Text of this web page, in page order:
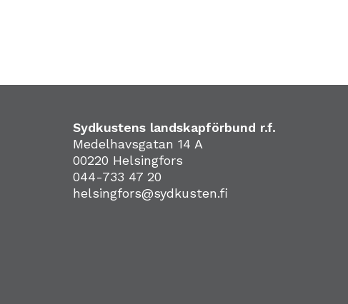
Sydkustens landskapförbund r.f.
Medelhavsgatan 14 A
00220 Helsingfors
044-733 47 20
helsingfors@sydkusten.fi